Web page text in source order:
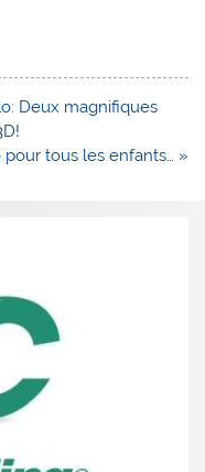
Deux magnifiques
tous les enfants… »